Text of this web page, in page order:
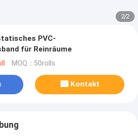
2/2
PVC-
für Reinräume
MOQ：50rolls
Kontakt